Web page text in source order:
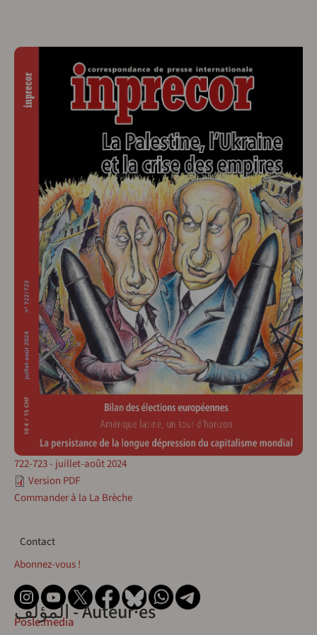
722-723 - juillet-août 2024
Version PDF
Commander à la La Brèche
Contact
Contact
Abonnez-vous !
المؤلف - Auteur·esPosle.media